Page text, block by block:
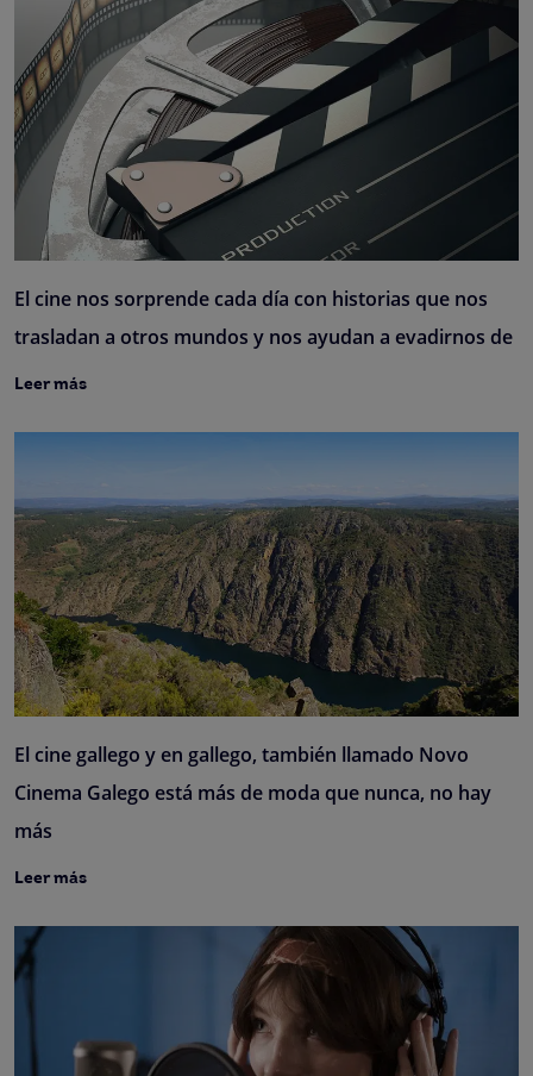
El cine nos sorprende cada día con historias que nos
trasladan a otros mundos y nos ayudan a evadirnos de
Leer más
El cine gallego y en gallego, también llamado Novo
Cinema Galego está más de moda que nunca, no hay
más
Leer más